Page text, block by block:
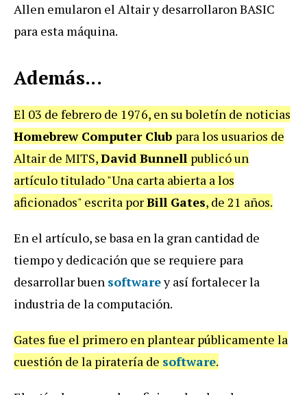
Allen emularon el Altair y desarrollaron BASIC
para esta máquina.
Además...
El 03 de febrero de 1976, en su boletín de noticias
Homebrew Computer Club para los usuarios de
Altair de MITS,David Bunnell publicó un
artículo titulado "Una carta abierta a los
aficionados" escrita porBill Gates, de 21 años.
En el artículo, se basa en la gran cantidad de
tiempo y dedicación que se requiere para
desarrollar buen softwarey así fortalecer la
industria de la computación.
Gates fue el primero en plantear públicamente la
cuestión de la piratería de software.